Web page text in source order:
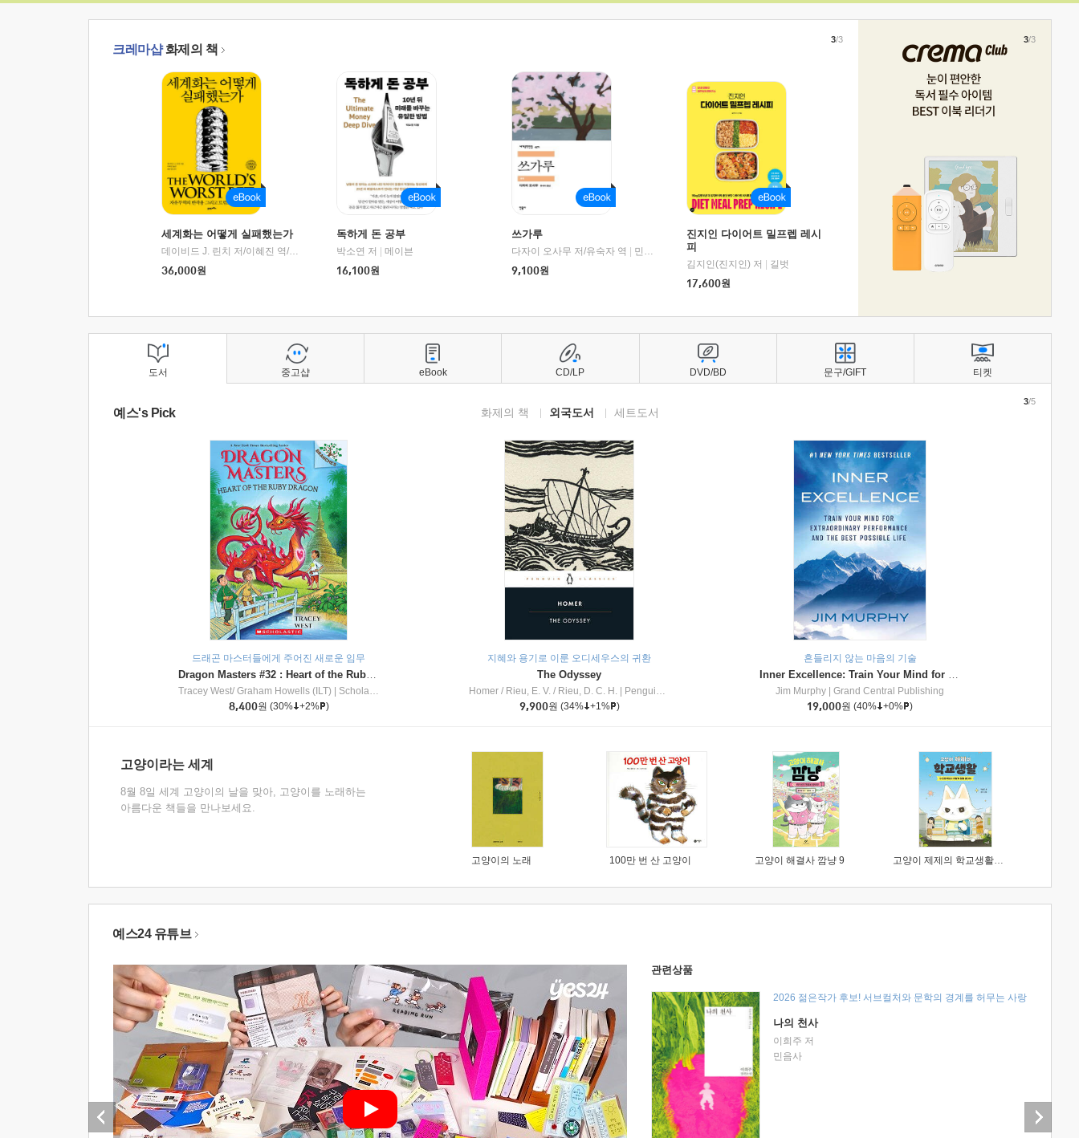
크레마샵화제의 책
세계화는 어떻게 실패했는가
데이비드 J. 린치 저/이혜진 역/최준영 감수 | 21세기북스
36,000원
독하게 돈 공부
박소연 저
메이븐
16,100원
쓰가루
다자이 오사무 저/유숙자 역
민음사
9,100원
진지인 다이어트 밀프렙 레시
피
김지인(진지인) 저
길벗
17,600원
3/3 3/3
도서
예스's Pick 화제의 책 외국도서 세트도서
드래곤 마스터들에게 주어진 새로운 임무
Dragon Masters #32 : Heart of the Ruby Dragon (A Branches Book)
Tracey West/ Graham Howells (ILT)
Scholastic Inc
8,400원 (30% +2% )
지혜와 용기로 이룬 오디세우스의 귀환
The Odyssey
Homer / Rieu, E. V. / Rieu, D. C. H.
Penguin Group
9,900원 (34% +1% )
흔들리지 않는 마음의 기술
Inner Excellence: Train Your Mind for Extraordinary Performance and the Best Possible Life
Jim Murphy
Grand Central Publishing
19,000원 (40% +0% )
3/5
고양이라는 세계
8월 8일 세계 고양이의 날을 맞아, 고양이를 노래하는
아름다운 책들을 만나보세요.
고양이의 노래 100만 번 산 고양이 고양이 해결사 깜냥 9 고양이 제제의 학교생활 1 : 초등학생이 이렇게 힘들 줄이야
중고샵 eBook CD/LP DVD/BD 문구/GIFT 티켓
예스24 유튜브
관련상품
2026 젊은작가 후보! 서브컬처와 문학의 경계를 허무는 사랑
나의 천사
이희주 저
민음사